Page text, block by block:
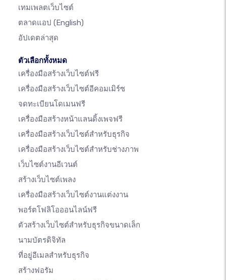
เทมเพลตเว็บไซต์
ตลาดแอป (English)
อัปเดตล่าสุด
ตัวเลือกทั้งหมด
เครื่องมือสร้างเว็บไซต์ฟรี
เครื่องมือสร้างเว็บไซต์อีคอมเมิร์ซ
จดทะเบียนโดเมนฟรี
เครื่องมือสร้างหน้าแลนดิ้งเพจฟรี
เครื่องมือสร้างเว็บไซต์สำหรับธุรกิจ
เครื่องมือสร้างเว็บไซต์สำหรับช่างภาพ
เว็บไซต์งานอีเวนต์
สร้างเว็บไซต์เพลง
เครื่องมือสร้างเว็บไซต์งานแต่งงาน
พอร์ตโฟลิโอออนไลน์ฟรี
ตัวสร้างเว็บไซต์สำหรับธุรกิจขนาดเล็ก
นามบัตรดิจิทัล
ที่อยู่อีเมลสำหรับธุรกิจ
สร้างฟอรัม